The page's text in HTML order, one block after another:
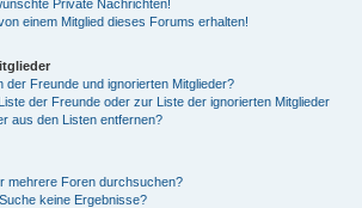
Private Nachrichten!
einem Mitglied dieses Forums erhalten!
der Freunde und ignorierten Mitglieder?
der Freunde oder zur Liste der ignorierten Mitglieder
aus den Listen entfernen?
mehrere Foren durchsuchen?
keine Ergebnisse?